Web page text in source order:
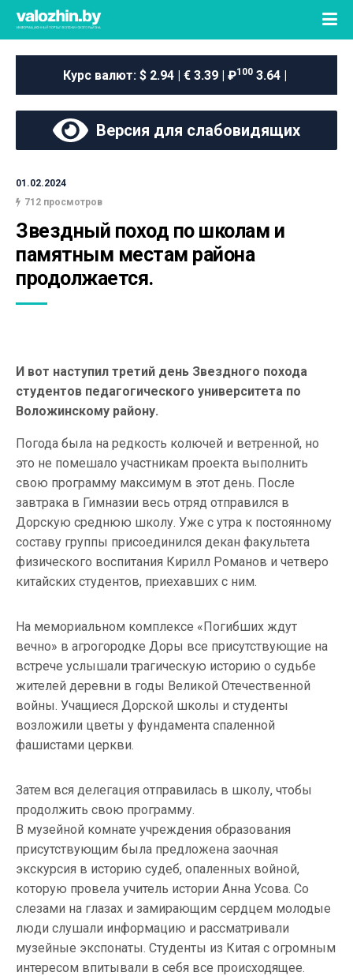
Курс валют: $ 2.94 | € 3.39 | ₽100 3.64 |
Версия для слабовидящих
01.02.2024
712 просмотров
Звездный поход по школам и
памятным местам района
продолжается.
И вот наступил третий день Звездного похода
студентов педагогического университета по
Воложинскому району.
Погода была на редкость колючей и ветренной, но
это не помешало участникам проекта выполнить
свою программу максимум в этот день. После
завтрака в Гимназии весь отряд отправился в
Дорскую среднюю школу. Уже с утра к постоянному
составу группы присоединился декан факультета
физического воспитания Кирилл Романов и четверо
китайских студентов, приехавших с ним.
На мемориальном комплексе «Погибших ждут
вечно» в агрогородке Доры все присутствующие на
встрече услышали трагическую историю о судьбе
жителей деревни в годы Великой Отечественной
войны. Учащиеся Дорской школы и студенты
возложили цветы у фундамента спаленной
фашистами церкви.
Затем вся делегация отправилась в школу, чтобы
продолжить свою программу.
В музейной комнате учреждения образования
присутствующим была предложена заочная
экскурсия в историю судеб, опаленных войной,
которую провела учитель истории Анна Усова. Со
слезами на глазах и замирающим сердцем молодые
люди слушали информацию и рассматривали
музейные экспонаты. Студенты из Китая с огромным
интересом впитывали в себя все происходящее.